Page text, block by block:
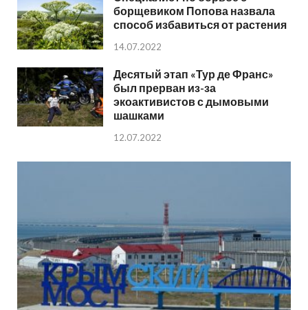
борщевиком Попова назвала
способ избавиться от растения
14.07.2022
Десятый этап «Тур де Франс»
был прерван из-за
экоактивистов с дымовыми
шашками
12.07.2022